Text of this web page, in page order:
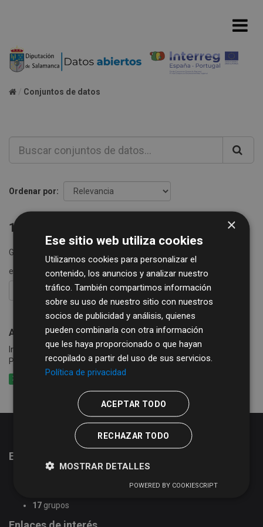
Conjuntos de datos
Ordenar por
1 conjunto de datos encontrado
Grupos:
etiquetas:
alcaldes
FILTRAR RESULTADOS
Alcaldes de la provincia de Salamanca
Información sobre Alcaldes/as de los Ayuntamientos de la
Provincia de Salamanca.
XLSX
Estadísticas del portal de datos abiertos
17 grupos
×
Ese sitio web utiliza cookies
Utilizamos cookies para personalizar el
contenido, los anuncios y analizar nuestro
tráfico. También compartimos información
sobre su uso de nuestro sitio con nuestros
socios de publicidad y análisis, quienes
pueden combinarla con otra información
que les haya proporcionado o que hayan
recopilado a partir del uso de sus servicios.
Política de privacidad
ACEPTAR TODO
RECHAZAR TODO
MOSTRAR DETALLES
POWERED BY COOKIESCRIPT